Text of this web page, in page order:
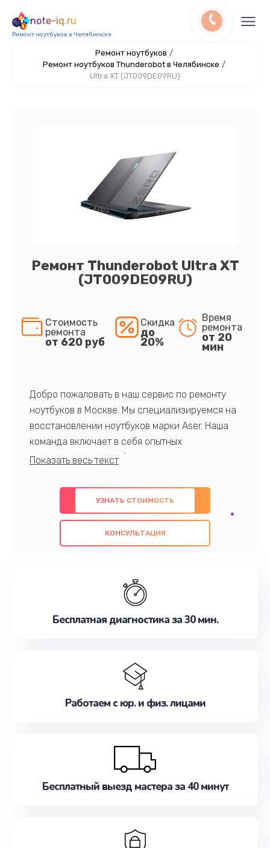
note-iq.ru
Ремонт ноутбуков в Челябинске
Ремонт ноутбуков /
Ремонт ноутбуков Thunderobot в Челябинске /
Ultra XT (JT009DE09RU)
Ремонт Thunderobot Ultra XT
(JT009DE09RU)
Стоимость
ремонта
от 620 руб
Скидка
до
20%
Время
ремонта
от 20
мин
Добро пожаловать в наш сервис по ремонту
ноутбуков в Москве. Мы специализируемся на
восстановлении ноутбуков марки Aser. Наша
команда включает в себя опытных
профессионалов с обширными знаниями и
предлагаем быстрый и качественный ремонт с
использованием оригинальных компонентов, а
также гарантируем качество всех
проведенных работ. Наша цель - предоставить
наилучшим образом. Не медлите записаться на
УЗНАТЬ СТОИМОСТЬ
КОНСУЛЬТАЦИЯ
Бесплатная диагностика за 30 мин.
Работаем с юр. и физ. лицами
Бесплатный выезд мастера за 40 минут